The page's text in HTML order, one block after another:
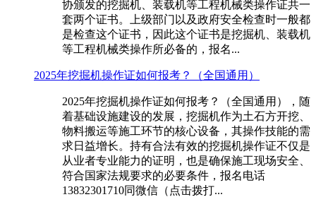
协颁发的挖掘机、装载机等工程机械类操作证共一
套两个证书。上级部门以及政府安全检查时一般都
是检查这个证书，因此这个证书是挖掘机、装载机
等工程机械类操作所必备的，报名...
2025年挖掘机操作证如何报考？（全国通用）
2025年挖掘机操作证如何报考？（全国通用），随
着基础设施建设的发展，挖掘机作为土石方开挖、
物料搬运等施工环节的核心设备，其操作技能的需
求日益增长。持有合法有效的挖掘机操作证不仅是
从业者专业能力的证明，也是确保施工现场安全、
符合国家法规要求的必要条件，报名电话
13832301710同微信（点击拨打...